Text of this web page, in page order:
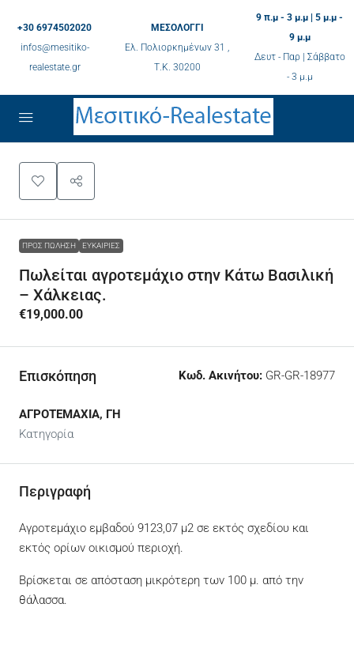
+30 6974502020
infos@mesitiko-
realestate.gr
ΜΕΣΟΛΟΓΓΙ
Ελ. Πολιορκημένων 31 ,
Τ.K. 30200
9 π.μ - 3 μ.μ | 5 μ.μ -
9 μ.μ
Δευτ - Παρ | Σάββατο
- 3 μ.μ
ΠΡΟΣ ΠΏΛΗΣΗ ΕΥΚΑΙΡΊΕΣ
Πωλείται αγροτεμάχιο στην Κάτω Βασιλική
– Χάλκειας.
€19,000.00
Επισκόπηση Κωδ. Ακινήτου: GR-GR-18977
ΑΓΡΟΤΕΜΑΧΙΑ, ΓΗ
Κατηγορία
Περιγραφή
Αγροτεμάχιο εμβαδού 9123,07 μ2 σε εκτός σχεδίου και
εκτός ορίων οικισμού περιοχή.
Βρίσκεται σε απόσταση μικρότερη των 100 μ. από την
θάλασσα.